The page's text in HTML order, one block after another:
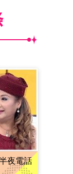
夜電話